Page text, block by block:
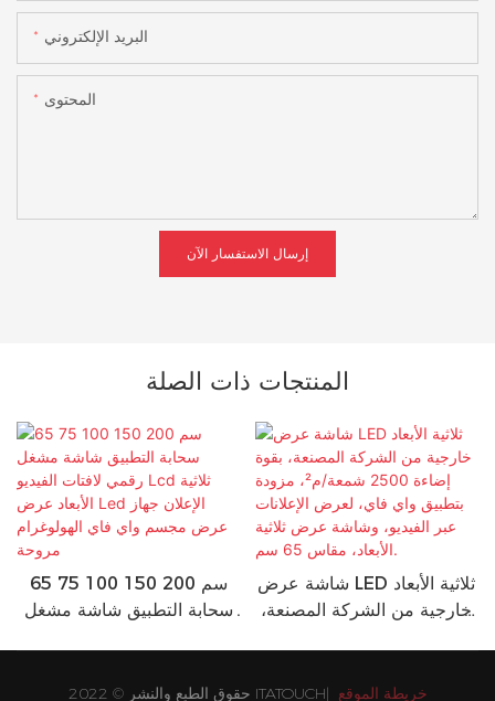
البريد الإلكتروني
المحتوى
إرسال الاستفسار الآن
المنتجات ذات الصلة
65 75 100 150 200 سم
سحابة التطبيق شاشة مشغل
عرض مجسم واي فاي
شاشة عرض LED ثلاثية الأبعاد
خارجية من الشركة المصنعة،
لعرض الإعلانات عبر الفيديو،
حقوق الطبع والنشر © 2022 ITATOUCH| خريطة الموقع